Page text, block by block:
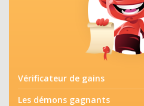
Vérificateur de gains
Les démons gagnants